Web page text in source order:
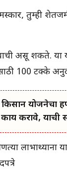
तुम्ही
असू शकते.
100 टक्के
योजनेचा
करावे, याची
लाभार्थ्यांना